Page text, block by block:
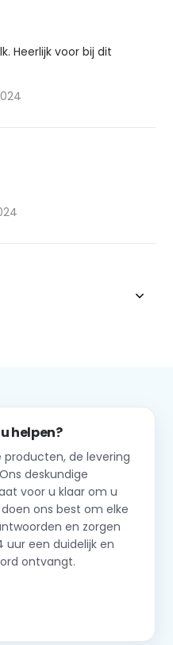
Heerlijk voor bij dit
helpen?
de levering
deskundige
voor u klaar om u
ons best om elke
en zorgen
uur een duidelijk en
ontvangt.